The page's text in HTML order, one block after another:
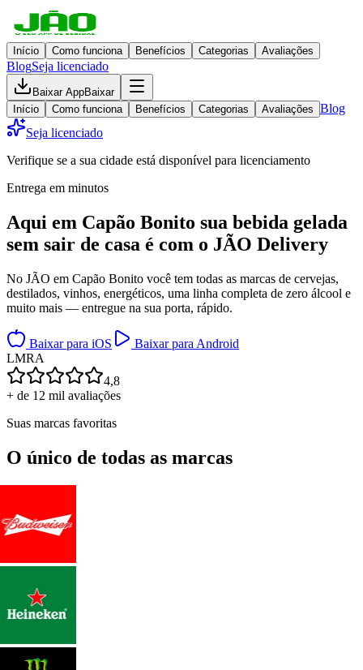
Início Como funciona Benefícios Categorias Avaliações
BlogSeja licenciado
Baixar AppBaixar
Início
Como funciona Benefícios Categorias Avaliações Blog
Seja licenciado
Verifique se a sua cidade está disponível para licenciamento
Entrega em minutos
Aqui em Capão Bonito sua bebida gelada
sem sair de casa é com o JÃO Delivery
No JÃO em Capão Bonito você tem todas as marcas de cervejas,
destilados, vinhos, energéticos, uma linha completa de zero álcool e
muito mais — entregue na sua porta, rápido.
Baixar para iOS
Baixar para Android
LMRA
4,8
+ de 12 mil avaliações
Suas marcas favoritas
O único de todas as marcas